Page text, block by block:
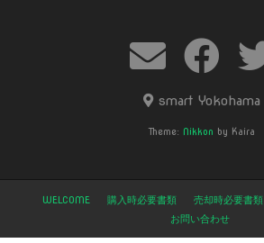
smart Yokohama
Theme: Nikkon by Kaira
WELCOME 購入時必要書類 売却時必要書類
お問い合わせ